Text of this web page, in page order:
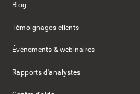
Blog
Témoignages clients
Événements & webinaires
Rapports d'analystes